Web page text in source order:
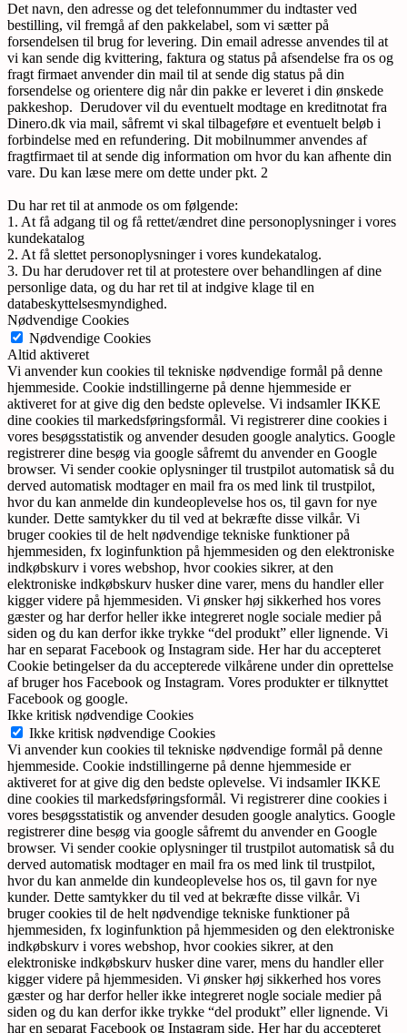
Det navn, den adresse og det telefonnummer du indtaster ved
bestilling, vil fremgå af den pakkelabel, som vi sætter på
forsendelsen til brug for levering. Din email adresse anvendes til at
vi kan sende dig kvittering, faktura og status på afsendelse fra os og
fragt firmaet anvender din mail til at sende dig status på din
forsendelse og orientere dig når din pakke er leveret i din ønskede
pakkeshop. Derudover vil du eventuelt modtage en kreditnotat fra
Dinero.dk via mail, såfremt vi skal tilbageføre et eventuelt beløb i
forbindelse med en refundering. Dit mobilnummer anvendes af
fragtfirmaet til at sende dig information om hvor du kan afhente din
vare. Du kan læse mere om dette under pkt. 2
Du har ret til at anmode os om følgende:
1. At få adgang til og få rettet/ændret dine personoplysninger i vores
kundekatalog
2. At få slettet personoplysninger i vores kundekatalog.
3. Du har derudover ret til at protestere over behandlingen af dine
personlige data, og du har ret til at indgive klage til en
databeskyttelsesmyndighed.
Nødvendige Cookies
Nødvendige Cookies
Altid aktiveret
Vi anvender kun cookies til tekniske nødvendige formål på denne
hjemmeside. Cookie indstillingerne på denne hjemmeside er
aktiveret for at give dig den bedste oplevelse. Vi indsamler IKKE
dine cookies til markedsføringsformål. Vi registrerer dine cookies i
vores besøgsstatistik og anvender desuden google analytics. Google
registrerer dine besøg via google såfremt du anvender en Google
browser. Vi sender cookie oplysninger til trustpilot automatisk så du
derved automatisk modtager en mail fra os med link til trustpilot,
hvor du kan anmelde din kundeoplevelse hos os, til gavn for nye
kunder. Dette samtykker du til ved at bekræfte disse vilkår. Vi
bruger cookies til de helt nødvendige tekniske funktioner på
hjemmesiden, fx loginfunktion på hjemmesiden og den elektroniske
indkøbskurv i vores webshop, hvor cookies sikrer, at den
elektroniske indkøbskurv husker dine varer, mens du handler eller
kigger videre på hjemmesiden. Vi ønsker høj sikkerhed hos vores
gæster og har derfor heller ikke integreret nogle sociale medier på
siden og du kan derfor ikke trykke “del produkt” eller lignende. Vi
har en separat Facebook og Instagram side. Her har du accepteret
Cookie betingelser da du accepterede vilkårene under din oprettelse
af bruger hos Facebook og Instagram. Vores produkter er tilknyttet
Facebook og google.
Ikke kritisk nødvendige Cookies
Ikke kritisk nødvendige Cookies
Vi anvender kun cookies til tekniske nødvendige formål på denne
hjemmeside. Cookie indstillingerne på denne hjemmeside er
aktiveret for at give dig den bedste oplevelse. Vi indsamler IKKE
dine cookies til markedsføringsformål. Vi registrerer dine cookies i
vores besøgsstatistik og anvender desuden google analytics. Google
registrerer dine besøg via google såfremt du anvender en Google
browser. Vi sender cookie oplysninger til trustpilot automatisk så du
derved automatisk modtager en mail fra os med link til trustpilot,
hvor du kan anmelde din kundeoplevelse hos os, til gavn for nye
kunder. Dette samtykker du til ved at bekræfte disse vilkår. Vi
bruger cookies til de helt nødvendige tekniske funktioner på
hjemmesiden, fx loginfunktion på hjemmesiden og den elektroniske
indkøbskurv i vores webshop, hvor cookies sikrer, at den
elektroniske indkøbskurv husker dine varer, mens du handler eller
kigger videre på hjemmesiden. Vi ønsker høj sikkerhed hos vores
gæster og har derfor heller ikke integreret nogle sociale medier på
siden og du kan derfor ikke trykke “del produkt” eller lignende. Vi
har en separat Facebook og Instagram side. Her har du accepteret